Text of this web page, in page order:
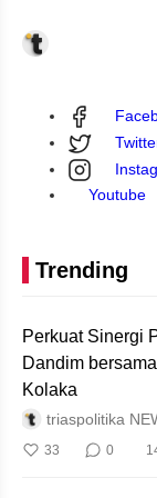
Youtube
Trending
Perkuat Sinergi
Dandim
Kolaka
triaspolitika
33 0